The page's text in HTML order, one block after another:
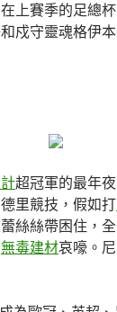
上賽季的足總
戍守靈魂格伊
超冠軍的最年
里競技，假如打
絲絲帶困住，
無毒建材哀嚎。